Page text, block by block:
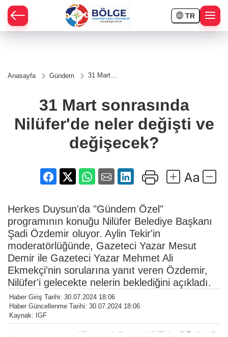
TR
Anasayfa Gündem
31 Mart
neler
değişti ve
31 Mart sonrasında
Nilüfer'de neler değişti ve
değişecek?
Herkes Duysun'da "Gündem Özel"
programının konuğu Nilüfer Belediye Başkanı
Şadi Özdemir oluyor. Aylin Tekir'in
moderatörlüğünde, Gazeteci Yazar Mesut
Demir ile Gazeteci Yazar Mehmet Ali
Ekmekçi'nin sorularına yanıt veren Özdemir,
Nilüfer'i gelecekte nelerin beklediğini açıkladı.
Haber Giriş Tarihi: 30.07.2024 18:06
Haber Güncellenme Tarihi: 30.07.2024 18:06
Kaynak: IGF